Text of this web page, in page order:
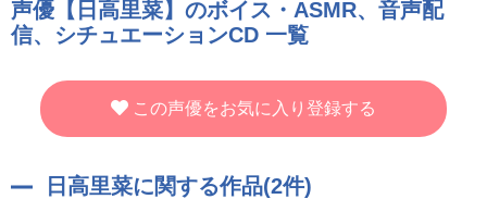
声優【日高里菜】のボイス・ASMR、音声配
信、シチュエーションCD 一覧
この声優をお気に入り登録する
日高里菜に関する作品(2件)